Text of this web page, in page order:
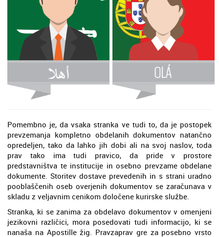
Pomembno je, da vsaka stranka ve tudi to, da je postopek
prevzemanja kompletno obdelanih dokumentov natančno
opredeljen, tako da lahko jih dobi ali na svoj naslov, toda
prav tako ima tudi pravico, da pride v prostore
predstavništva te institucije in osebno prevzame obdelane
dokumente. Storitev dostave prevedenih in s strani uradno
pooblaščenih oseb overjenih dokumentov se zaračunava v
skladu z veljavnim cenikom določene kurirske službe.
Stranka, ki se zanima za obdelavo dokumentov v omenjeni
jezikovni različici, mora posedovati tudi informacijo, ki se
nanaša na Apostille žig. Pravzaprav gre za posebno vrsto